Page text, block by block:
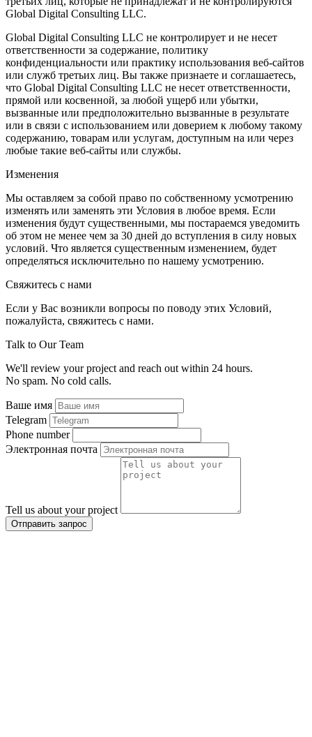
Global Digital Consulting LLC.
Global Digital Consulting LLC не контролирует и не несет
ответственности за содержание, политику
конфиденциальности или практику использования веб-сайтов
или служб третьих лиц. Вы также признаете и соглашаетесь,
что Global Digital Consulting LLC не несет ответственности,
прямой или косвенной, за любой ущерб или убытки,
вызванные или предположительно вызванные в результате
или в связи с использованием или доверием к любому такому
содержанию, товарам или услугам, доступным на или через
любые такие веб-сайты или службы.
Изменения
Мы оставляем за собой право по собственному усмотрению
изменять или заменять эти Условия в любое время. Если
изменения будут существенными, мы постараемся уведомить
об этом не менее чем за 30 дней до вступления в силу новых
условий. Что является существенным изменением, будет
определяться исключительно по нашему усмотрению.
Свяжитесь с нами
Если у Вас возникли вопросы по поводу этих Условий,
пожалуйста, свяжитесь с нами.
Talk to Our Team
We'll review your project and reach out within 24 hours.
No spam. No cold calls.
Ваше имя
Telegram
Phone number
Электронная почта
Tell us about your project
Отправить запрос